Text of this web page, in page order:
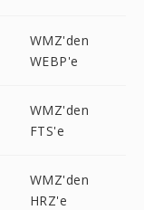
WMZ'den
WEBP'e
WMZ'den
FTS'e
WMZ'den
HRZ'e